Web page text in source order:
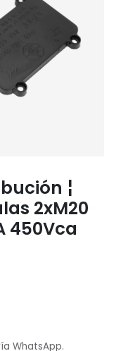
¦
2xM20
450Vca
WhatsApp.